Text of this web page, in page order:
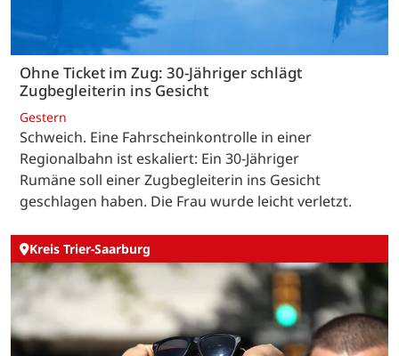
Ohne Ticket im Zug: 30-Jähriger schlägt
Zugbegleiterin ins Gesicht
Gestern
Schweich. Eine Fahrscheinkontrolle in einer
Regionalbahn ist eskaliert: Ein 30-Jähriger
Rumäne soll einer Zugbegleiterin ins Gesicht
geschlagen haben. Die Frau wurde leicht verletzt.
Kreis Trier-Saarburg